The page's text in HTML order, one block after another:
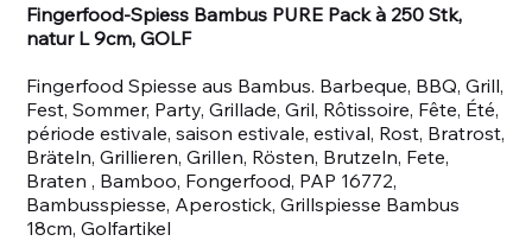
Fingerfood-Spiess Bambus PURE Pack à 250 Stk,
natur L 9cm, GOLF
Fingerfood Spiesse aus Bambus. Barbeque, BBQ, Grill,
Fest, Sommer, Party, Grillade, Gril, Rôtissoire, Fête, Été,
période estivale, saison estivale, estival, Rost, Bratrost,
Bräteln, Grillieren, Grillen, Rösten, Brutzeln, Fete,
Braten , Bamboo, Fongerfood, PAP 16772,
Bambusspiesse, Aperostick, Grillspiesse Bambus
18cm, Golfartikel